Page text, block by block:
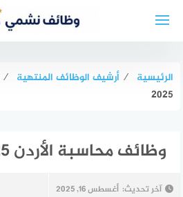
الرئيسية ⁄ أرشيف الوظائف المنتهية ⁄
2025
وظائف محاسبة الأردن 2025
آخر تحديث: أغسطس 16, 2025